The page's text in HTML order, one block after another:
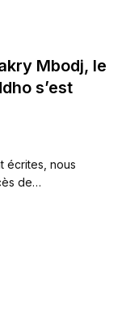
Mbodj, le
s’est
écrites, nous
de…